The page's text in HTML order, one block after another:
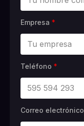
Empresa *
Teléfono *
Correo electrónico